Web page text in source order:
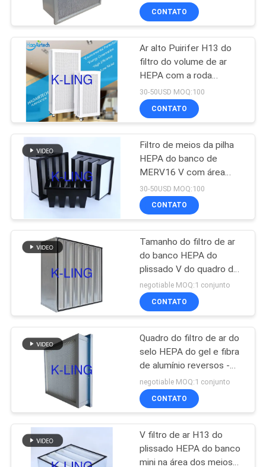
Cabine distribuidora
139
Quarto desinfetado
de Softwall
unidade de filtro do
ventilador
HEPA
CONTATO
Ar alto Puirifer H13 do
filtro do volume de ar
HEPA com a roda
universal silenciosa
30-50USD MOQ:100
CONTATO
Filtro de meios da pilha
HEPA do banco de
MERV16 V com área
plástica do quadro
14sqm do ABS
30-50USD MOQ:100
CONTATO
Tamanho do filtro de ar
do banco HEPA do
plissado V do quadro do
metal mini customizável
negotiable MOQ:1 conjunto
CONTATO
Quadro do filtro de ar do
selo HEPA do gel e fibra
de alumínio reversos -
material de vidro
negotiable MOQ:1 conjunto
CONTATO
V filtro de ar H13 do
plissado HEPA do banco
mini na área dos meios